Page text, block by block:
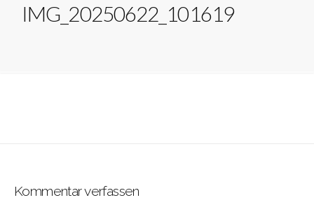
IMG_20250622_101619
Kommentar verfassen